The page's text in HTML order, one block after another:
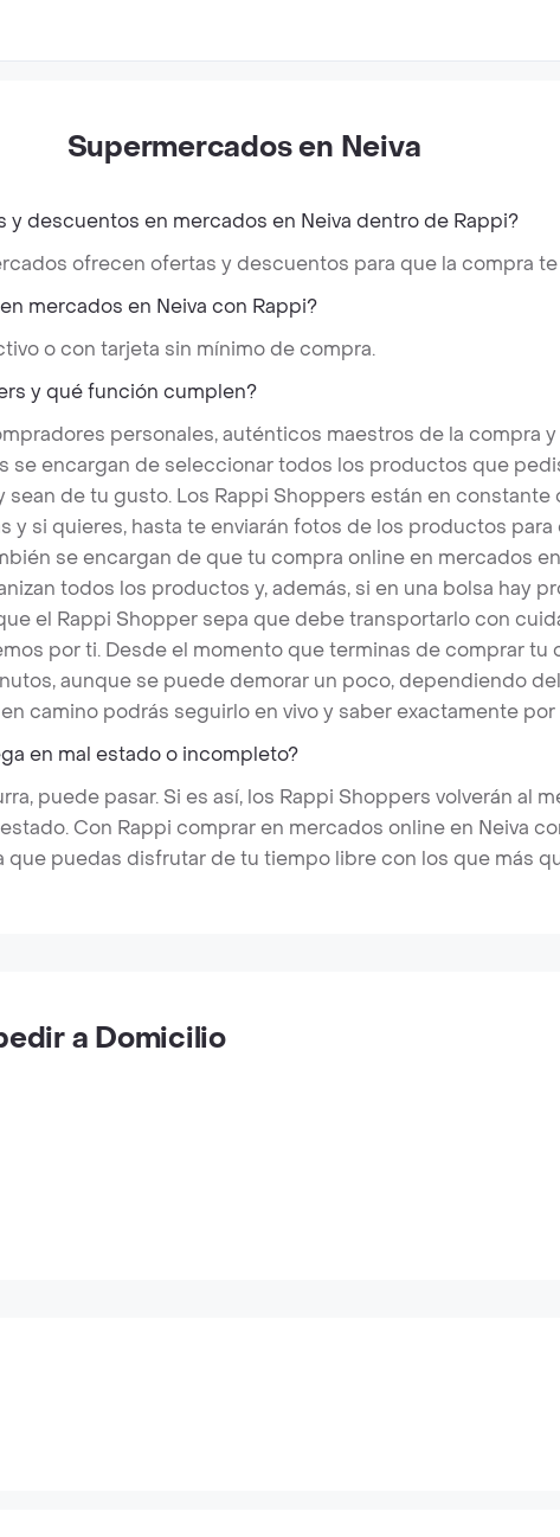
Supermercados en Neiva
descuentos en mercados en Neiva dentro de Rappi?
ofrecen ofertas y descuentos para que la compra
mercados en Neiva con Rappi?
o con tarjeta sin mínimo de compra.
y qué función cumplen?
personales, auténticos maestros de la compra
se encargan de seleccionar todos los productos que
de tu gusto. Los Rappi Shoppers están en
y si quieres, hasta te enviarán fotos de los productos
se encargan de que tu compra online en mercados
todos los productos y, además, si en una bolsa hay
el Rappi Shopper sepa que debe transportarlo con
por ti. Desde el momento que terminas de comprar tu
aunque se puede demorar un poco, dependiendo
camino podrás seguirlo en vivo y saber exactamente
en mal estado o incompleto?
puede pasar. Si es así, los Rappi Shoppers volverán al
Con Rappi comprar en mercados online en Neiva
que puedas disfrutar de tu tiempo libre con los que más
a Domicilio